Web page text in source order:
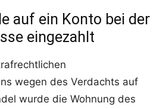
auf ein Konto bei der
eingezahlt
wegen des Verdachts auf
wurde die Wohnung des